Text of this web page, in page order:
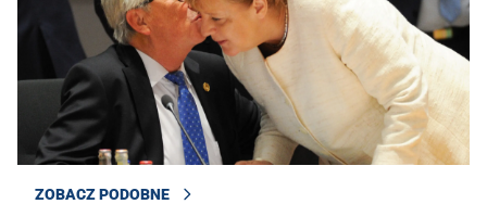
ZOBACZ PODOBNE